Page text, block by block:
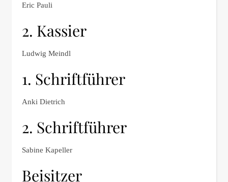
Eric Pauli
2. Kassier
Ludwig Meindl
1. Schriftführer
Anki Dietrich
2. Schriftführer
Sabine Kapeller
Beisitzer